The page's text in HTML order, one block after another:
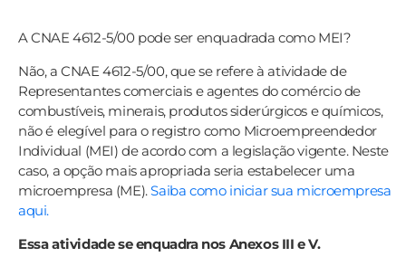
A CNAE 4612-5/00 pode ser enquadrada como MEI?
Não, a CNAE 4612-5/00, que se refere à atividade de
Representantes comerciais e agentes do comércio de
combustíveis, minerais, produtos siderúrgicos e químicos,
não é elegível para o registro como Microempreendedor
Individual (MEI) de acordo com a legislação vigente. Neste
caso, a opção mais apropriada seria estabelecer uma
microempresa (ME).Saiba como iniciar sua microempresa
aqui.
Essa atividade se enquadra nos Anexos III e V.